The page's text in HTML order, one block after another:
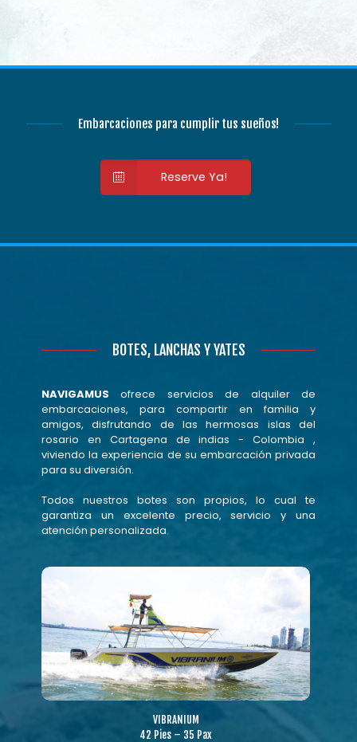
Embarcaciones para cumplir tus sueños!
Reserve Ya!
BOTES, LANCHAS Y YATES
NAVIGAMUS ofrece servicios de alquiler de
embarcaciones, para compartir en familia y
amigos, disfrutando de las hermosas islas del
rosario en Cartagena de indias - Colombia ,
viviendo la experiencia de su embarcación privada
para su diversión.
Todos nuestros botes son propios, lo cual te
garantiza un excelente precio, servicio y una
atención personalizada.
VIBRANIUM
42 Pies – 35 Pax